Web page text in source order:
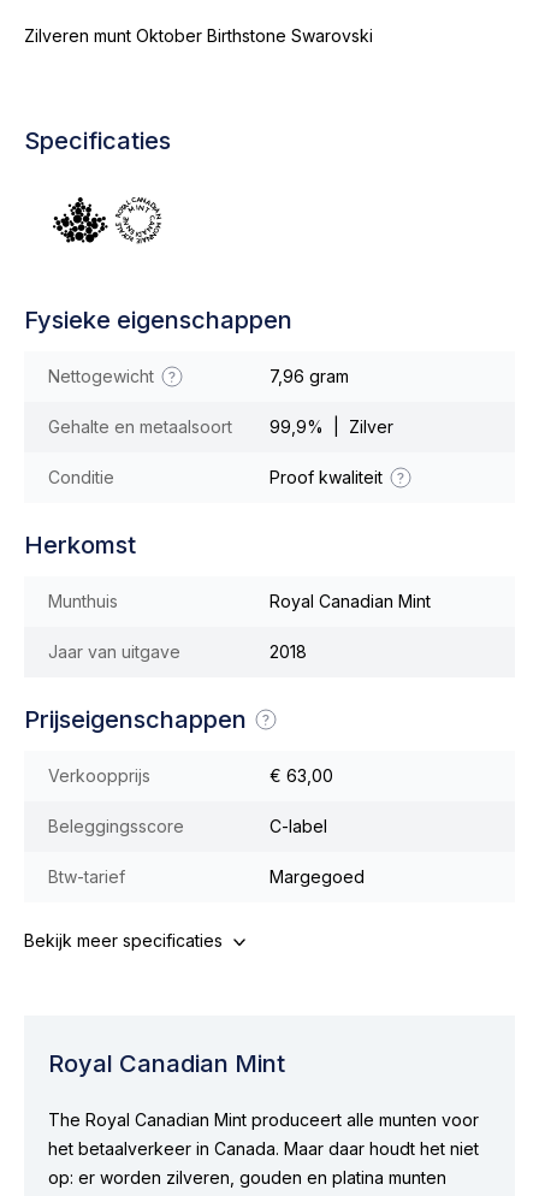
Zilveren munt Oktober Birthstone Swarovski
Specificaties
Fysieke eigenschappen
Nettogewicht 7,96 gram
Gehalte en metaalsoort 99,9% | Zilver
Conditie Proof kwaliteit
Herkomst
Munthuis Royal Canadian Mint
Jaar van uitgave 2018
Prijseigenschappen
Verkoopprijs € 63,00
Beleggingsscore C-label
Btw-tarief Margegoed
Bekijk meer specificaties
Royal Canadian Mint
The Royal Canadian Mint produceert alle munten voor
het betaalverkeer in Canada. Maar daar houdt het niet
op: er worden zilveren, gouden en platina munten